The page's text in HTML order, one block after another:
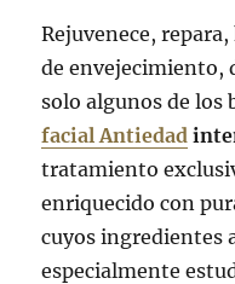
Rejuvenece,
de envejecimiento,
solo algunos de los
facial Antiedad
tratamiento
enriquecido con
cuyos ingredientes
especialmente